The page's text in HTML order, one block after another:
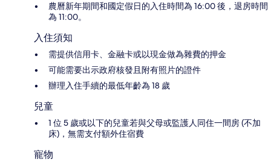
農曆新年期間和國定假日的入住時間為 16:00 後，退房時間
為 11:00。
入住須知
需提供信用卡、金融卡或以現金做為雜費的押金
可能需要出示政府核發且附有照片的證件
辦理入住手續的最低年齡為 18 歲
兒童
1 位 5 歲或以下的兒童若與父母或監護人同住一間房 (不加
床)，無需支付額外住宿費
寵物